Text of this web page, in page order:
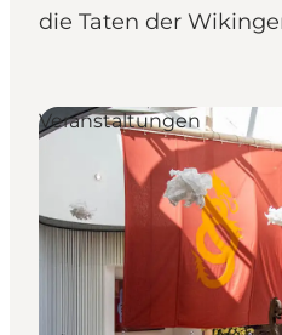
die Taten der
Veranstaltungen